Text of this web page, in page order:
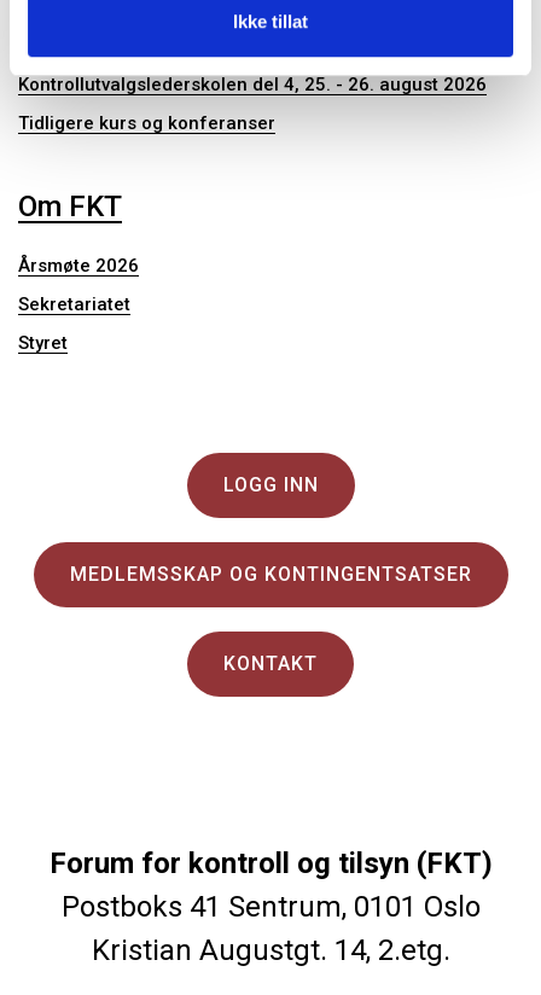
Ikke tillat
Konferanser og seminar
Kontrollutvalgslederskolen del 4, 25. - 26. august 2026
Tidligere kurs og konferanser
Om FKT
Årsmøte 2026
Sekretariatet
Styret
LOGG INN
MEDLEMSSKAP OG KONTINGENTSATSER
KONTAKT
Forum for kontroll og tilsyn (FKT)
Postboks 41 Sentrum, 0101 Oslo
Kristian Augustgt. 14, 2.etg.